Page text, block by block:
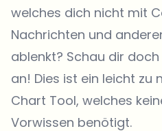
welches dich nicht mit
Nachrichten und
ablenkt? Schau dir
an! Dies ist ein leicht zu
Chart Tool, welches
Vorwissen benötigt.